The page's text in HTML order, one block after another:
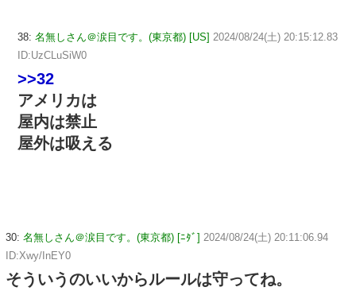
38: 名無しさん＠涙目です。(東京都) [US] 2024/08/24(土) 20:15:12.83
ID:UzCLuSiW0
>>32
アメリカは
屋内は禁止
屋外は吸える
30: 名無しさん＠涙目です。(東京都) [ﾆﾀﾞ] 2024/08/24(土) 20:11:06.94
ID:Xwy/InEY0
そういうのいいからルールは守ってね。